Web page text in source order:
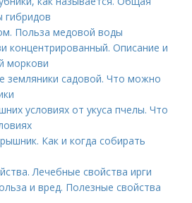
гибридов
Польза медовой воды
концентрированный. Описание и
моркови
земляники садовой. Что можно
условиях от укуса пчелы. Что
Как и когда собирать
Лечебные свойства ирги
и вред. Полезные свойства